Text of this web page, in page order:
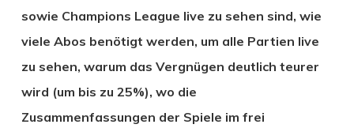
sowie Champions League live zu sehen sind, wie
viele Abos benötigt werden, um alle Partien live
zu sehen, warum das Vergnügen deutlich teurer
wird (um bis zu 25%), wo die
Zusammenfassungen der Spiele im frei